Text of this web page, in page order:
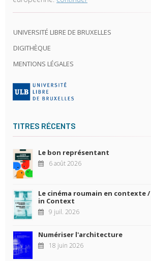
UNIVERSITÉ LIBRE DE BRUXELLES
DIGITHÈQUE
MENTIONS LÉGALES
TITRES RÉCENTS
Le bon représentant
6 août 2026
Le cinéma roumain en contexte /
in Context
9 juil. 2026
Numériser l'architecture
18 juin 2026